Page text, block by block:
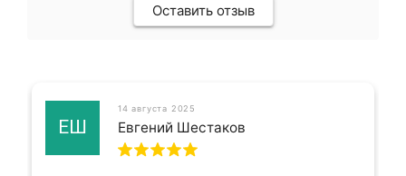
Оставить отзыв
ЕШ
14 августа 2025
Евгений Шестаков